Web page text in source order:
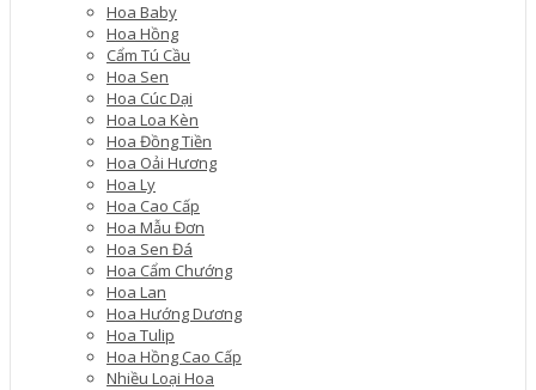
Hoa Baby
Hoa Hồng
Cẩm Tú Cầu
Hoa Sen
Hoa Cúc Dại
Hoa Loa Kèn
Hoa Đồng Tiền
Hoa Oải Hương
Hoa Ly
Hoa Cao Cấp
Hoa Mẫu Đơn
Hoa Sen Đá
Hoa Cẩm Chướng
Hoa Lan
Hoa Hướng Dương
Hoa Tulip
Hoa Hồng Cao Cấp
Nhiều Loại Hoa